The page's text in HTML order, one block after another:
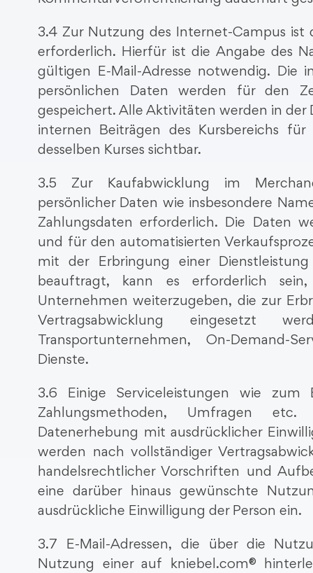
3.4 Zur Nutzung des Internet-Campus ist
erforderlich. Hierfür ist die Angabe des
gültigen E-Mail-Adresse notwendig. Die
persönlichen Daten werden für den
gespeichert. Alle Aktivitäten werden in der
internen Beiträgen des Kursbereichs für
desselben Kurses sichtbar.
3.5 Zur Kaufabwicklung im
persönlicher Daten wie insbesondere
Zahlungsdaten erforderlich. Die Daten
und für den automatisierten
mit der Erbringung einer
beauftragt, kann es erforderlich
Unternehmen weiterzugeben, die zur
Vertragsabwicklung eingesetzt
Transportunternehmen, On-Demand-
Dienste.
3.6 Einige Serviceleistungen wie zum
Zahlungsmethoden, Umfragen
Datenerhebung mit ausdrücklicher
werden nach vollständiger
handelsrechtlicher Vorschriften und
eine darüber hinaus gewünschte
ausdrückliche Einwilligung der Person ein.
3.7 E-Mail-Adressen, die über die
Nutzung einer auf kniebel.com®